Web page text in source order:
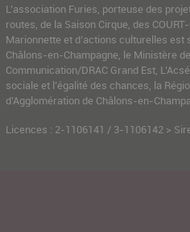
L’association Furies, porteuse des
routes, de la Saison Cirque, des
Marionnette et d’actions culturelles est
Châlons-en-Champagne, le Ministère
Communication/DRAC Grand Est,
sociale et l’égalité des chances, la
d’Agglomération de Châlons-en-
Licences : 2-1106141 / 3-1106142 >